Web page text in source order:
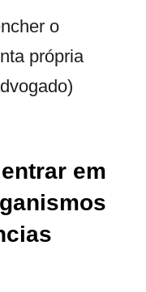
o
própria
em